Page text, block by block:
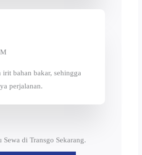
bahan bakar, sehingga
perjalanan.
di Transgo Sekarang.